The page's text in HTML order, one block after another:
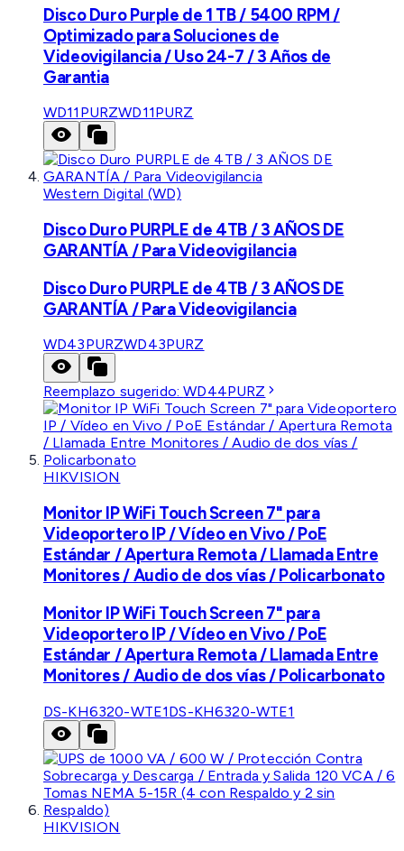
Disco Duro Purple de 1 TB / 5400 RPM /
Optimizado para Soluciones de
Videovigilancia / Uso 24-7 / 3 Años de
Garantia
WD11PURZWD11PURZ
Western Digital (WD)
Disco Duro PURPLE de 4TB / 3 AÑOS DE
GARANTÍA / Para Videovigilancia
Disco Duro PURPLE de 4TB / 3 AÑOS DE
GARANTÍA / Para Videovigilancia
WD43PURZWD43PURZ
Reemplazo sugerido:WD44PURZ
HIKVISION
Monitor IP WiFi Touch Screen 7" para
Videoportero IP / Vídeo en Vivo / PoE
Estándar / Apertura Remota / Llamada Entre
Monitores / Audio de dos vías / Policarbonato
Monitor IP WiFi Touch Screen 7" para
Videoportero IP / Vídeo en Vivo / PoE
Estándar / Apertura Remota / Llamada Entre
Monitores / Audio de dos vías / Policarbonato
DS-KH6320-WTE1DS-KH6320-WTE1
HIKVISION